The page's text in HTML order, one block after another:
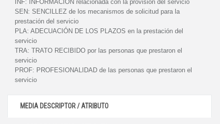
INF:
INFORMACIÓN relacionada con la provisión del servicio
SEN: SENCILLEZ de los mecanismos de solicitud para la
prestación del servicio
PLA: ADECUACIÓN DE LOS PLAZOS en la prestación del
servicio
TRA: TRATO RECIBIDO por las personas que prestaron el
servicio
PROF: PROFESIONALIDAD de las personas que prestaron el
servicio
MEDIA DESCRIPTOR / ATRIBUTO